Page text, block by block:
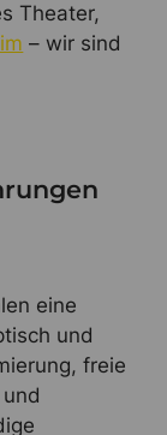
Theater,
– wir sind
eine
und
freie